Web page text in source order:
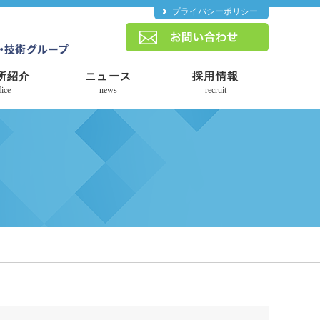
プライバシーポリシー
紹介 ニュース
news
採用情報
recruit